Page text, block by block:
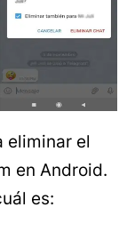
eliminar el
en Android.
es: